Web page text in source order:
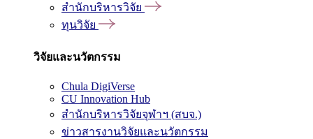
สำนักบริหารวิจัย
ทุนวิจัย
วิจัยและนวัตกรรม
Chula DigiVerse
CU Innovation Hub
สำนักบริหารวิจัยจุฬาฯ (สบจ.)
ข่าวสารงานวิจัยและนวัตกรรม